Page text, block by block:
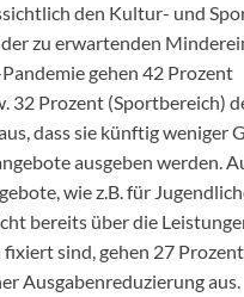
den Kultur- und
zu erwartenden
gehen 42 Prozent
32 Prozent (Sportbereich)
dass sie künftig weniger
ausgeben werden.
wie z.B. für
bereits über die
sind, gehen 27
Ausgabenreduzierung aus.